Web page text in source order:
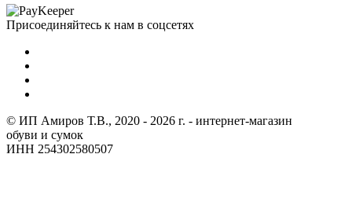
Присоединяйтесь к нам в соцсетях
© ИП Амиров Т.В., 2020 - 2026 г. - интернет-магазин
обуви и сумок
ИНН 254302580507